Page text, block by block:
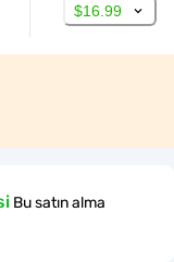
$16.99
Bu satın alma